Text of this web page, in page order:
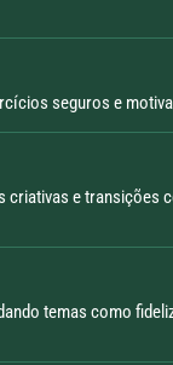
seguros e
e transições
temas como